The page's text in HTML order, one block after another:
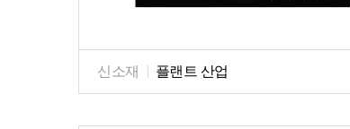
신소재 | 플랜트 산업